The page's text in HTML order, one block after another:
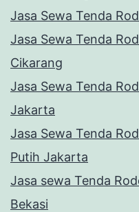
Jasa Sewa Tenda
Jasa Sewa Tenda
Cikarang
Jasa Sewa Tenda
Jakarta
Jasa Sewa Tenda
Putih Jakarta
Jasa sewa Tenda
Bekasi